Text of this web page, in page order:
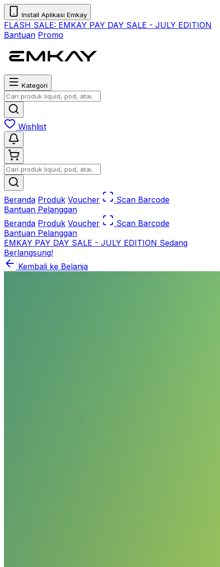
Install Aplikasi Emkay
FLASH SALE: EMKAY PAY DAY SALE - JULY EDITION
Bantuan Promo
Kategori
Wishlist
Beranda Produk Voucher
Scan Barcode
Bantuan Pelanggan
Beranda Produk Voucher
Scan Barcode
Bantuan Pelanggan
EMKAY PAY DAY SALE - JULY EDITION Sedang
Berlangsung!
Kembali ke Belanja